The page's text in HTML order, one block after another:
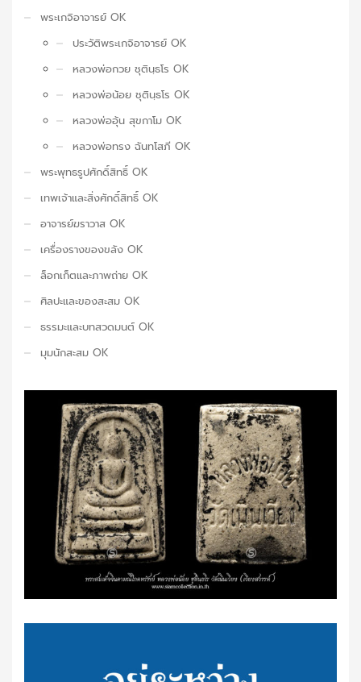
พระเกจิอาจารย์ OK
ประวัติพระเกจิอาจารย์ OK
หลวงพ่อกวย ชุตินฺธโร OK
หลวงพ่อน้อย ชุตินฺธโร OK
หลวงพ่ออุ้น สุขกาโม OK
หลวงพ่อทรง ฉันทโสภี OK
พระพุทธรูปศักดิ์สิทธิ์ OK
เทพเจ้าและสิ่งศักดิ์สิทธิ์ OK
อาจารย์ฆราวาส OK
เครื่องรางของขลัง OK
ล็อกเก็ตและภาพถ่าย OK
ศิลปะและของสะสม OK
ธรรมะและบทสวดมนต์ OK
มุมนักสะสม OK